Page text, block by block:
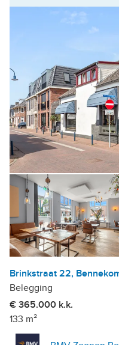
Brinkstraat 22,
Belegging
€ 365.000 k.k.
133 m²